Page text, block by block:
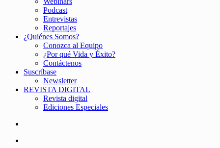
Podcast
Entrevistas
Reportajes
¿Quiénes Somos?
Conozca al Equipo
¿Por qué Vida y Éxito?
Contáctenos
Suscríbase
Newsletter
REVISTA DIGITAL
Revista digital
Ediciones Especiales